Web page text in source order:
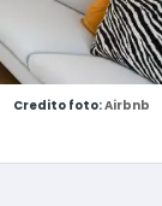
Credito foto:Airbnb